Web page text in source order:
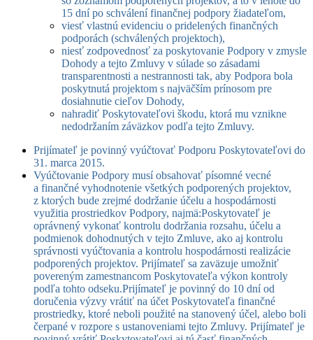
15 dní po schválení finančnej podpory žiadateľom,
viesť vlastnú evidenciu o pridelených finančných
podporách (schválených projektoch),
niesť zodpovednosť za poskytovanie Podpory v zmysle
Dohody a tejto Zmluvy v súlade so zásadami
transparentnosti a nestrannosti tak, aby Podpora bola
poskytnutá projektom s najväčším prínosom pre
dosiahnutie cieľov Dohody,
nahradiť Poskytovateľovi škodu, ktorá mu vznikne
nedodržaním záväzkov podľa tejto Zmluvy.
Prijímateľ je povinný vyúčtovať Podporu Poskytovateľovi do
31. marca 2015.
Vyúčtovanie Podpory musí obsahovať písomné vecné
a finančné vyhodnotenie všetkých podporených projektov,
z ktorých bude zrejmé dodržanie účelu a hospodárnosti
využitia prostriedkov Podpory, najmä:Poskytovateľ je
oprávnený vykonať kontrolu dodržania rozsahu, účelu a
podmienok dohodnutých v tejto Zmluve, ako aj kontrolu
správnosti vyúčtovania a kontrolu hospodárnosti realizácie
podporených projektov. Prijímateľ sa zaväzuje umožniť
povereným zamestnancom Poskytovateľa výkon kontroly
podľa tohto odseku.Prijímateľ je povinný do 10 dní od
doručenia výzvy vrátiť na účet Poskytovateľa finančné
prostriedky, ktoré neboli použité na stanovený účel, alebo boli
čerpané v rozpore s ustanoveniami tejto Zmluvy. Prijímateľ je